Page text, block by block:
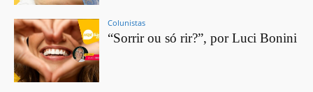
Colunistas
“Sorrir ou só rir?”, por Luci Bonini